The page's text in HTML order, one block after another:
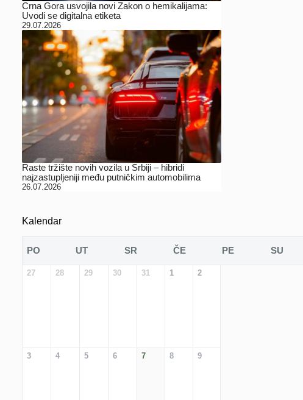
Crna Gora usvojila novi Zakon o hemikalijama:
Uvodi se digitalna etiketa
29.07.2026
Raste tržište novih vozila u Srbiji – hibridi
najzastupljeniji među putničkim automobilima
26.07.2026
Kalendar
PO UT SR ČE PE SU
27 28 29 30 31 1 2
3 4 5 6 7 8 9